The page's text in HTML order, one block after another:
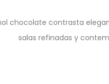
chocolate contrasta
salas refinadas y